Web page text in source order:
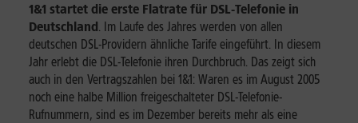
1&1 startet die erste Flatrate für DSL-Telefonie in
Deutschland. Im Laufe des Jahres werden von allen
deutschen DSL-Providern ähnliche Tarife eingeführt. In diesem
Jahr erlebt die DSL-Telefonie ihren Durchbruch. Das zeigt sich
auch in den Vertragszahlen bei 1&1: Waren es im August 2005
noch eine halbe Million freigeschalteter DSL-Telefonie-
Rufnummern, sind es im Dezember bereits mehr als eine